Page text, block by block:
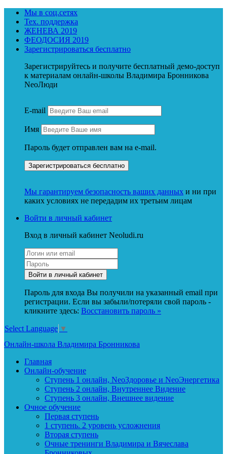
Мы в соц.сетях
Тех. поддержка
ЖЕНЕВА 2019
ФЕОДОСИЯ 2019
Зарегистрироваться бесплатно
Зарегистрируйтесь и получите бесплатный демо-доступ
к материалам онлайн-школы Владимира Бронникова
NeoЛюди
E-mail
Имя
Пароль будет отправлен вам на e-mail.
Мы гарантируем безопасность ваших данных и ни при
каких условиях не передадим их третьим лицам
Войти в личный кабинет
Вход в личный кабинет Neoludi.ru
Пароль для входа Вы получили на указанный email при
регистрации. Если вы забыли/потеряли свой пароль -
кликните здесь: Восстановить пароль »
Select Language ▼
Онлайн-школа Владимира Бронникова
Главная
Онлайн-обучение
Ступень 1 онлайн, NeoЗдоровье и NeoЭнергетика
Ступень 2 онлайн, Внутреннее Видение
Ступень 3 онлайн, Внешнее видение
Очное обучение
Первая ступень
1 ступень. 2 уровень усложнения
Вторая ступень
Очные тренинги Владимира и Вячеслава